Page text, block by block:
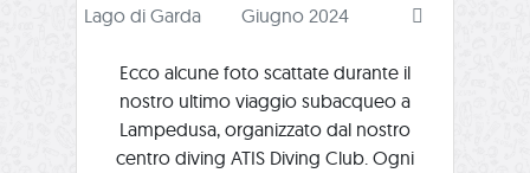
Lago di Garda Giugno 2024
Ecco alcune foto scattate durante il
nostro ultimo viaggio subacqueo a
Lampedusa, organizzato dal nostro
centro diving ATIS Diving Club. Ogni